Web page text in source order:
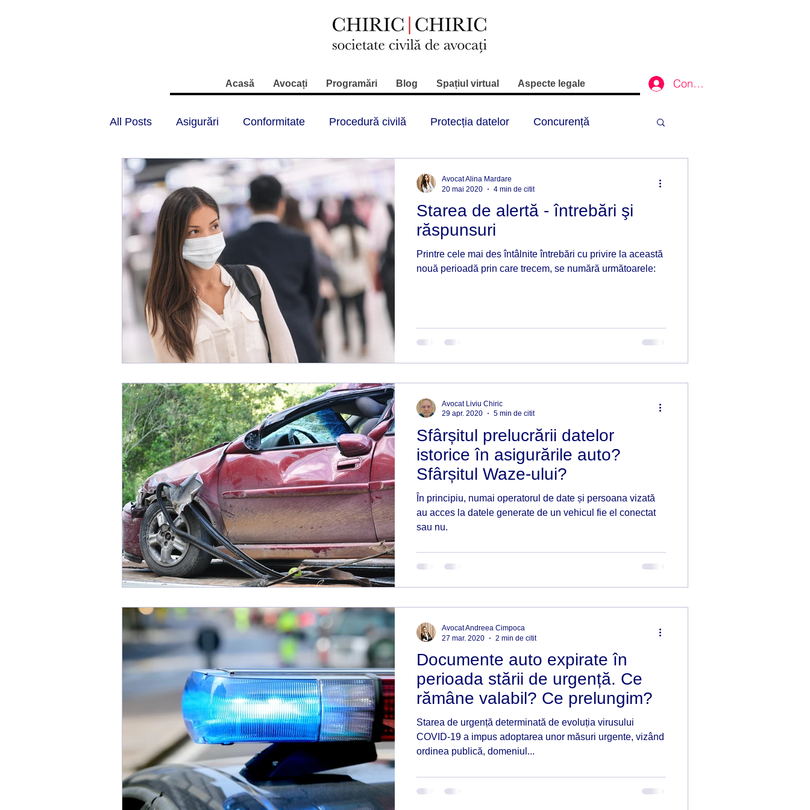
Acasă Avocați Programări Blog Spațiul virtual Aspecte legale Conectează-te
All Posts Asigurări Conformitate Procedură civilă Protecția datelor Concurență
Starea de urgență Regimul juridic înmatriculări
Banci Circulația rutieră Contravenții Reglementări Restrictii circulatie
Protecția consumatorilor Contracte de asigurare Sport Stare alerta Yachting
Securitatea datelor Whatsapp Smart contract
Starea de alertă - întrebări şi
răspunsuri
Printre cele mai des întâlnite întrebări cu privire la această
nouă perioadă prin care trecem, se numără următoarele:
Avocat Alina Mardare
20 mai 2020
4 min de citit
Sfârșitul prelucrării datelor
istorice în asigurările auto?
Sfârșitul Waze-ului?
În principiu, numai operatorul de date și persoana vizată
au acces la datele generate de un vehicul fie el conectat
sau nu.
Avocat Liviu Chiric
29 apr. 2020
5 min de citit
Documente auto expirate în
perioada stării de urgență. Ce
rămâne valabil? Ce prelungim?
Starea de urgență determinată de evoluția virusului
COVID-19 a impus adoptarea unor măsuri urgente, vizând
ordinea publică, domeniul...
Avocat Andreea Cimpoca
27 mar. 2020
2 min de citit